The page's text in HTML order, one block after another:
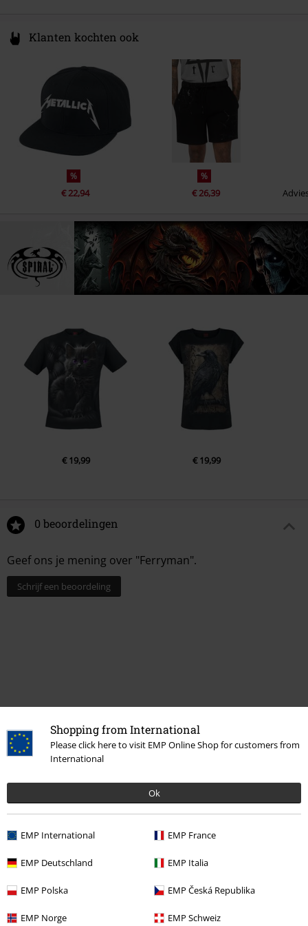
Shopping from International
Please click here to visit EMP Online Shop for customers from
International
Ok
EMP International EMP France
EMP Deutschland EMP Italia
EMP Polska EMP Česká Republika
EMP Norge EMP Schweiz
Klanten kochten ook
%
€ 22,94
%
€ 26,39
€ 19,99 € 19,99
0 beoordelingen
Geef ons je mening over "Ferryman".
Schrijf een beoordeling
Laatst bezocht
€ 19,99